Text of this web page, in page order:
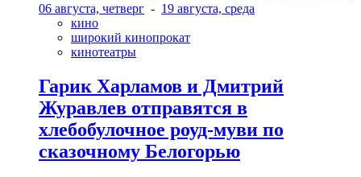
06 августа, четверг - 19 августа, среда
кино
широкий кинопрокат
кинотеатры
Гарик Харламов и Дмитрий
Журавлев отправятся в
хлебобулочное роуд-муви по
сказочному Белогорью